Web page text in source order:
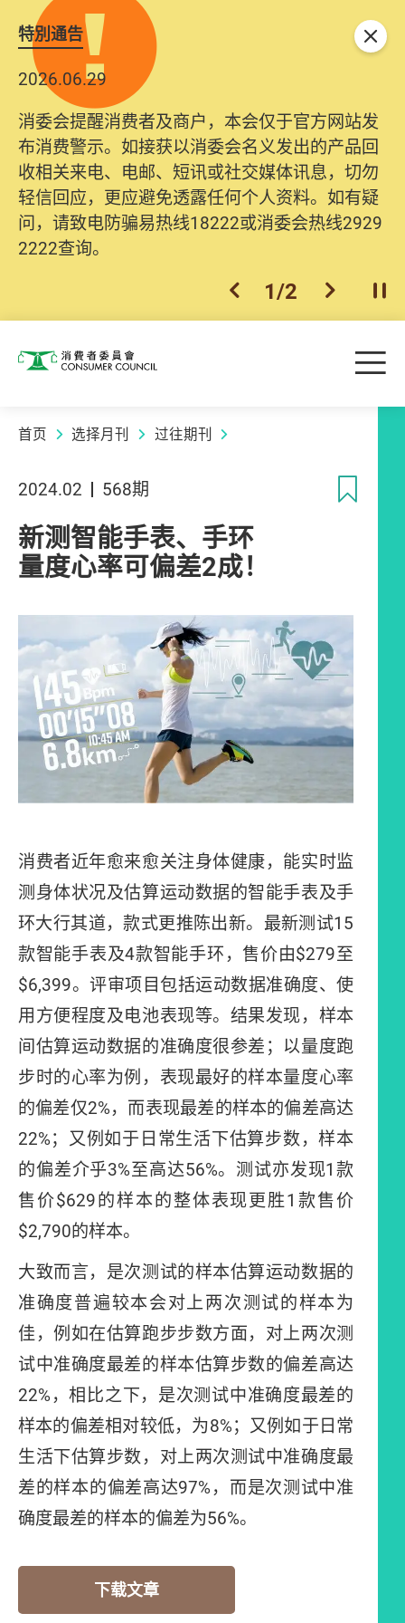
特別通告
2026.06.29
消委会提醒消费者及商户，本会仅于官方网站发
布消费警示。如接获以消委会名义发出的产品回
收相关来电、电邮、短讯或社交媒体讯息，切勿
轻信回应，更应避免透露任何个人资料。如有疑
问，请致电防骗易热线18222或消委会热线2929
2222查询。
上一个
1/2 下一个开
关闭
消费者委员会 目
首页 选择月刊 过往期刊
2024.02 568期
新测智能手表、手环
量度心率可偏差2成！
消费者近年愈来愈关注身体健康，能实时监
测身体状况及估算运动数据的智能手表及手
环大行其道，款式更推陈出新。最新测试15
款智能手表及4款智能手环，售价由$279至
$6,399。评审项目包括运动数据准确度、使
用方便程度及电池表现等。结果发现，样本
间估算运动数据的准确度很参差；以量度跑
步时的心率为例，表现最好的样本量度心率
的偏差仅2%，而表现最差的样本的偏差高达
22%；又例如于日常生活下估算步数，样本
的偏差介乎3%至高达56%。测试亦发现1款
售价$629的样本的整体表现更胜1款售价
$2,790的样本。
大致而言，是次测试的样本估算运动数据的
准确度普遍较本会对上两次测试的样本为
佳，例如在估算跑步步数方面，对上两次测
试中准确度最差的样本估算步数的偏差高达
22%，相比之下，是次测试中准确度最差的
样本的偏差相对较低，为8%；又例如于日常
生活下估算步数，对上两次测试中准确度最
差的样本的偏差高达97%，而是次测试中准
确度最差的样本的偏差为56%。
下载文章